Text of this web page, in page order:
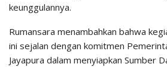
keunggulannya.
Rumansara menambahkan bahwa
ini sejalan dengan komitmen
Jayapura dalam menyiapkan Sumber